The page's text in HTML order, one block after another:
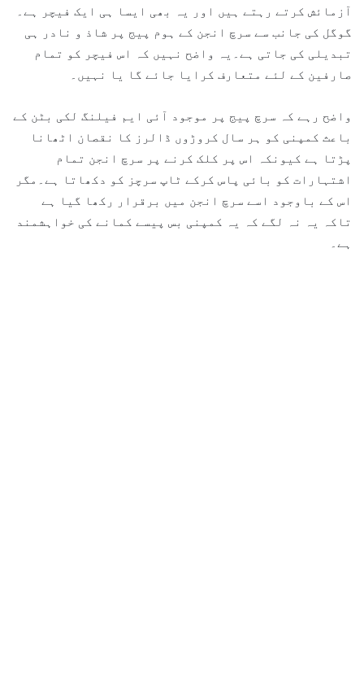
آزمائش کرتے رہتے ہیں اور یہ بھی ایسا ہی ایک فیچر ہے۔
گوگل کی جانب سے سرچ انجن کے ہوم پیج پر شاذ و نادر ہی
تبدیلی کی جاتی ہے۔یہ واضح نہیں کہ اس فیچر کو تمام
صارفین کے لئے متعارف کرایا جائے گا یا نہیں۔
واضح رہے کہ سرچ پیج پر موجود آئی ایم فیلنگ لکی بٹن کے
باعث کمپنی کو ہر سال کروڑوں ڈالرز کا نقصان اٹھانا
پڑتا ہے کیونکہ اس پر کلک کرنے پر سرچ انجن تمام
اشتہارات کو بائی پاس کرکے ٹاپ سرچز کو دکھاتا ہے۔مگر
اس کے باوجود اسے سرچ انجن میں برقرار رکھا گیا ہے
تاکہ یہ نہ لگے کہ یہ کمپنی بس پیسے کمانے کی خواہشمند
ہے۔